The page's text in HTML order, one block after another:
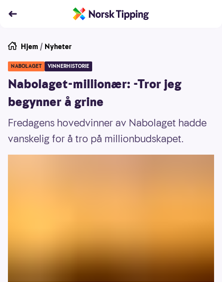
Hjem / Nyheter
NABOLAGET VINNERHISTORIE
Nabolaget-millionær: -Tror jeg
begynner å grine
Fredagens hovedvinner av Nabolaget hadde
vanskelig for å tro på millionbudskapet.